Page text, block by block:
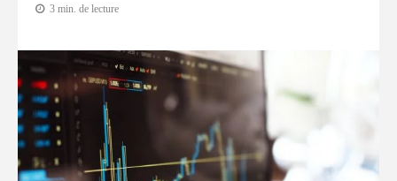
3 min. de lecture